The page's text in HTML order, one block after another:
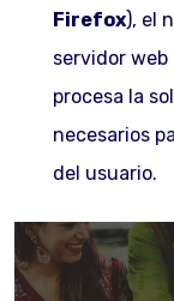
Firefox), el
servidor web
procesa la
necesarios
del usuario.